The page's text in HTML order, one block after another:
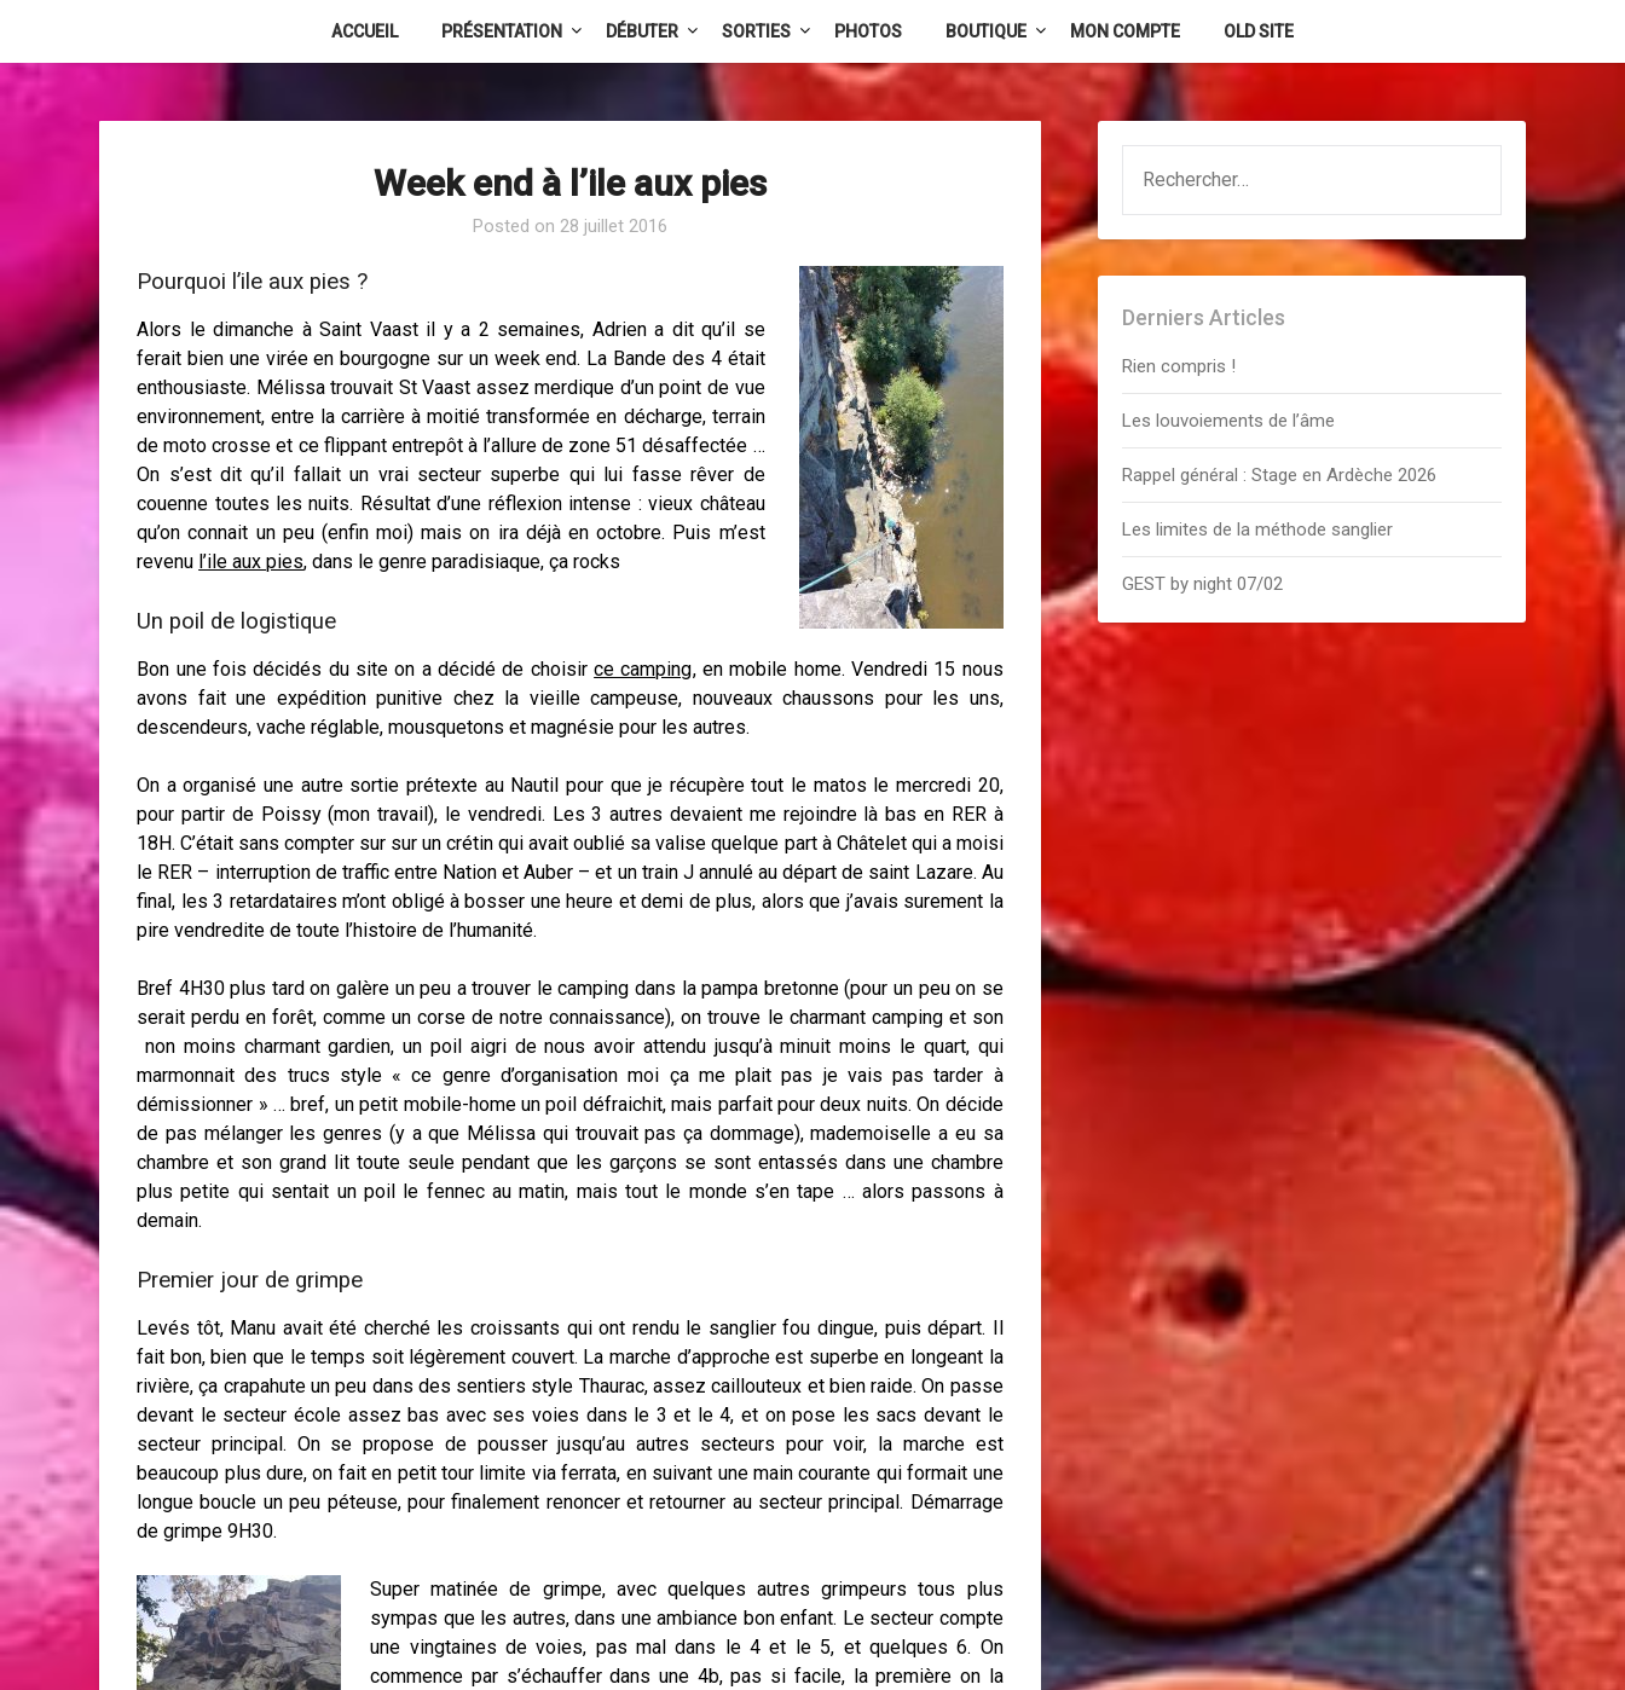
content
ACCUEIL PRÉSENTATION DÉBUTER SORTIES PHOTOS BOUTIQUE MON COMPTE OLD SITE
Week end à l’ile aux pies
Posted on 28 juillet 2016
Pourquoi l’ile aux pies ?
Alors le dimanche à Saint Vaast il y a 2 semaines, Adrien a dit qu’il se
ferait bien une virée en bourgogne sur un week end. La Bande des 4 était
enthousiaste. Mélissa trouvait St Vaast assez merdique d’un point de vue
environnement, entre la carrière à moitié transformée en décharge, terrain
de moto crosse et ce flippant entrepôt à l’allure de zone 51 désaffectée …
On s’est dit qu’il fallait un vrai secteur superbe qui lui fasse rêver de
couenne toutes les nuits. Résultat d’une réflexion intense : vieux château
qu’on connait un peu (enfin moi) mais on ira déjà en octobre. Puis m’est
revenu l’ile aux pies, dans le genre paradisiaque, ça rocks
Un poil de logistique
Bon une fois décidés du site on a décidé de choisirce camping, en mobile home. Vendredi 15 nous
avons fait une expédition punitive chez la vieille campeuse, nouveaux chaussons pour les uns,
descendeurs, vache réglable, mousquetons et magnésie pour les autres.
On a organisé une autre sortie prétexte au Nautil pour que je récupère tout le matos le mercredi 20,
pour partir de Poissy (mon travail), le vendredi. Les 3 autres devaient me rejoindre là bas en RER à
18H. C’était sans compter sur sur un crétin qui avait oublié sa valise quelque part à Châtelet qui a moisi
le RER – interruption de traffic entre Nation et Auber – et un train J annulé au départ de saint Lazare. Au
final, les 3 retardataires m’ont obligé à bosser une heure et demi de plus, alors que j’avais surement la
pire vendredite de toute l’histoire de l’humanité.
Bref 4H30 plus tard on galère un peu a trouver le camping dans la pampa bretonne (pour un peu on se
serait perdu en forêt, comme un corse de notre connaissance), on trouve le charmant camping et son
non moins charmant gardien, un poil aigri de nous avoir attendu jusqu’à minuit moins le quart, qui
marmonnait des trucs style « ce genre d’organisation moi ça me plait pas je vais pas tarder à
démissionner » … bref, un petit mobile-home un poil défraichit, mais parfait pour deux nuits. On décide
de pas mélanger les genres (y a que Mélissa qui trouvait pas ça dommage), mademoiselle a eu sa
chambre et son grand lit toute seule pendant que les garçons se sont entassés dans une chambre
plus petite qui sentait un poil le fennec au matin, mais tout le monde s’en tape … alors passons à
demain.
Premier jour de grimpe
Levés tôt, Manu avait été cherché les croissants qui ont rendu le sanglier fou dingue, puis départ. Il
fait bon, bien que le temps soit légèrement couvert. La marche d’approche est superbe en longeant la
rivière, ça crapahute un peu dans des sentiers style Thaurac, assez caillouteux et bien raide. On passe
devant le secteur école assez bas avec ses voies dans le 3 et le 4, et on pose les sacs devant le
secteur principal. On se propose de pousser jusqu’au autres secteurs pour voir, la marche est
beaucoup plus dure, on fait en petit tour limite via ferrata, en suivant une main courante qui formait une
longue boucle un peu péteuse, pour finalement renoncer et retourner au secteur principal. Démarrage
de grimpe 9H30.
Super matinée de grimpe, avec quelques autres grimpeurs tous plus
sympas que les autres, dans une ambiance bon enfant. Le secteur compte
une vingtaines de voies, pas mal dans le 4 et le 5, et quelques 6. On
commence par s’échauffer dans une 4b, pas si facile, la première on la
Derniers Articles
Rien compris !
Les louvoiements de l’âme
Rappel général : Stage en Ardèche 2026
Les limites de la méthode sanglier
GEST by night 07/02